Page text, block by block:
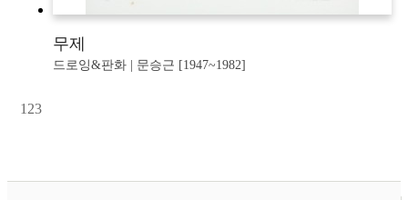
무제
드로잉&판화 | 문승근 [1947~1982]
1 23